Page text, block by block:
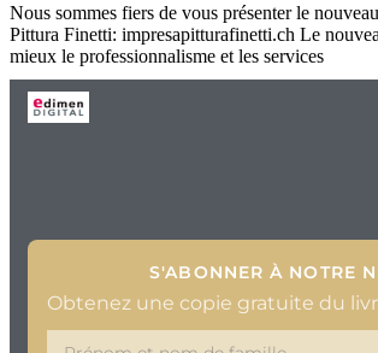
Nous sommes fiers de vous présenter le
Pittura Finetti: impresapitturafinetti.ch Le
mieux le professionnalisme et les services
Prochain→
S'ABONNER À NOTRE
Obtenez une copie gratuite du